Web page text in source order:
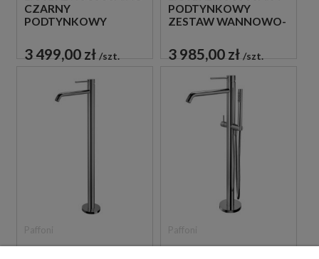
CZARNY
PODTYNKOWY
PRYSZNICOWY Z
NAPEŁNIANIEM
3 499,00 zł szt.
PODTYNKOWY
ZESTAW WANNOWO-
NAPEŁNIANIEM
PRZEZ PRZELEW STAL
SZCZOTKOWANA
3 985,00 zł szt.